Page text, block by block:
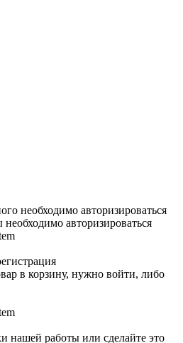
необходимо авторизироваться
авторизироваться
в корзину, нужно войти, либо
нашей работы или сделайте это